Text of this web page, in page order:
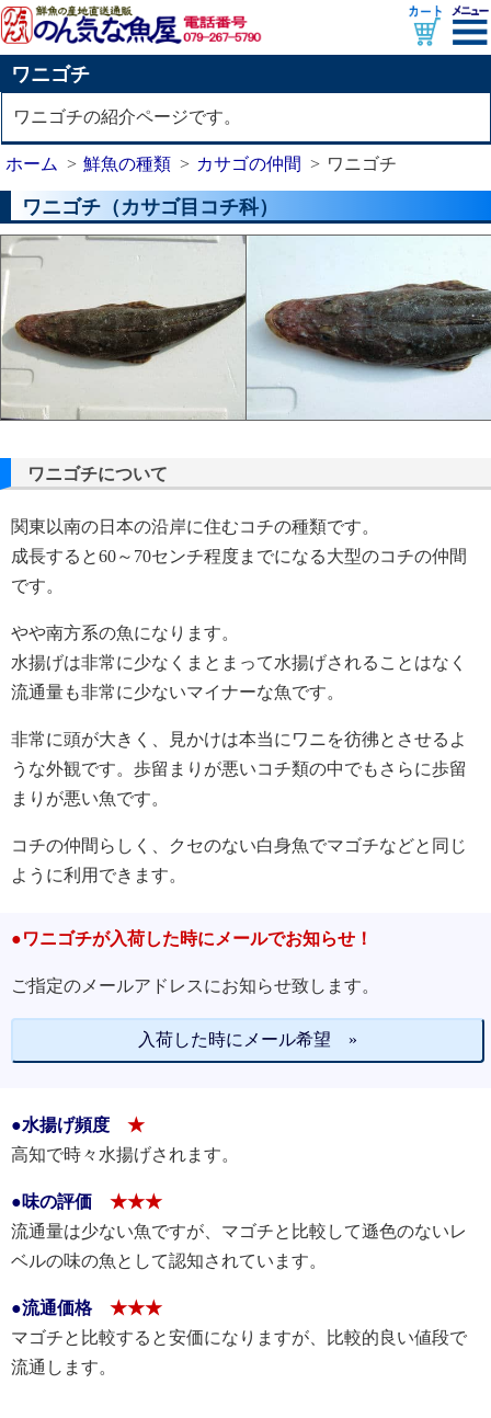
ワニゴチ
ワニゴチの紹介ページです。
ホーム 鮮魚の種類 カサゴの仲間 ワニゴチ
ワニゴチ（カサゴ目コチ科）
ワニゴチについて
関東以南の日本の沿岸に住むコチの種類です。
成長すると60～70センチ程度までになる大型のコチの仲間
です。
やや南方系の魚になります。
水揚げは非常に少なくまとまって水揚げされることはなく
流通量も非常に少ないマイナーな魚です。
非常に頭が大きく、見かけは本当にワニを彷彿とさせるよ
うな外観です。歩留まりが悪いコチ類の中でもさらに歩留
まりが悪い魚です。
コチの仲間らしく、クセのない白身魚でマゴチなどと同じ
ように利用できます。
●ワニゴチが入荷した時にメールでお知らせ！
ご指定のメールアドレスにお知らせ致します。
入荷した時にメール希望 »
●水揚げ頻度
★
高知で時々水揚げされます。
●味の評価
★★★
流通量は少ない魚ですが、マゴチと比較して遜色のないレ
ベルの味の魚として認知されています。
●流通価格
★★★
マゴチと比較すると安価になりますが、比較的良い値段で
流通します。